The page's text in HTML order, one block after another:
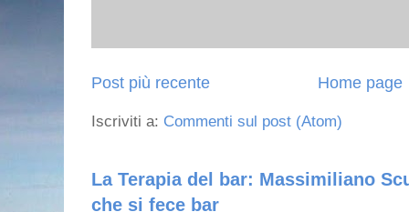
Post più recente Home page
Iscriviti a: Commenti sul post (Atom)
La Terapia del bar: Massimiliano
che si fece bar